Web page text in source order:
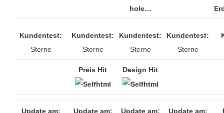
hole…
Kundentest:
Sterne
Kundentest:
Sterne
Kundentest:
Sterne
Kundentest:
Sterne
Preis Hit Design Hit
Update am: Update am: Update am: Update am: